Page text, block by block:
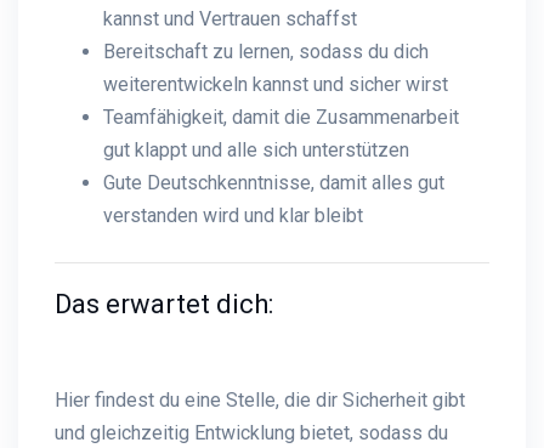
kannst und Vertrauen schaffst
Bereitschaft zu lernen, sodass du dich
weiterentwickeln kannst und sicher wirst
Teamfähigkeit, damit die Zusammenarbeit
gut klappt und alle sich unterstützen
Gute Deutschkenntnisse, damit alles gut
verstanden wird und klar bleibt
Das erwartet dich:
Hier findest du eine Stelle, die dir Sicherheit gibt
und gleichzeitig Entwicklung bietet, sodass du